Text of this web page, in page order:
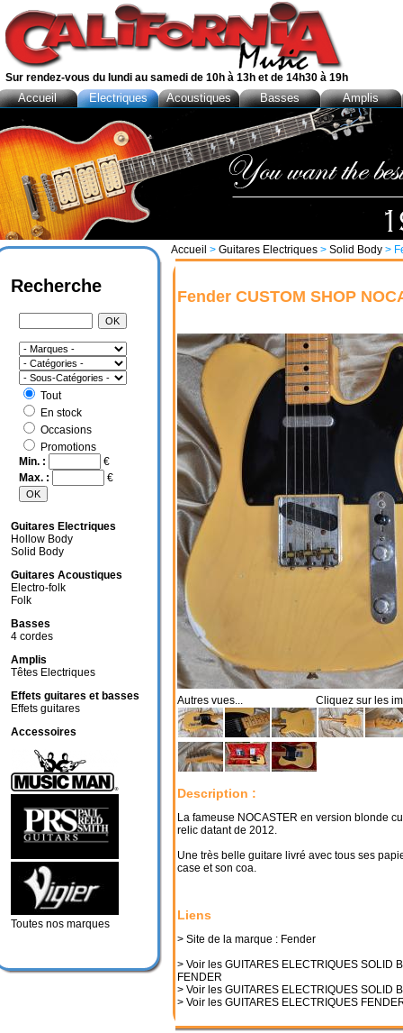
Accueil > Guitares Electriques > Solid Body >
Fender CUSTOM SHOP
Autres vues... Cliquez sur les
Description :
La fameuse NOCASTER en version blonde
relic datant de 2012.
Une très belle guitare livré avec tous ses
case et son coa.
Liens
> Site de la marque : Fender
> Voir les GUITARES ELECTRIQUES SOLID
FENDER
> Voir les GUITARES ELECTRIQUES SOLID
> Voir les GUITARES ELECTRIQUES
Recherche
Tout
En stock
Occasions
Promotions
Min. :
€
Max. :
€
Guitares Electriques
Hollow Body
Solid Body
Guitares Acoustiques
Electro-folk
Folk
Basses
4 cordes
Amplis
Têtes Electriques
Effets guitares et basses
Effets guitares
Accessoires
Toutes nos marques
Sur rendez-vous du lundi au samedi de 10h à 13h et de 14h30 à 19h
Accueil Electriques Acoustiques Basses Amplis